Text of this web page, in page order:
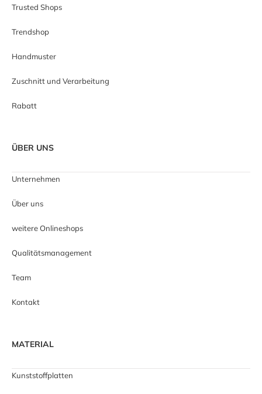
Trusted Shops
Trendshop
Handmuster
Zuschnitt und Verarbeitung
Rabatt
ÜBER UNS
Unternehmen
Über uns
weitere Onlineshops
Qualitätsmanagement
Team
Kontakt
MATERIAL
Kunststoffplatten